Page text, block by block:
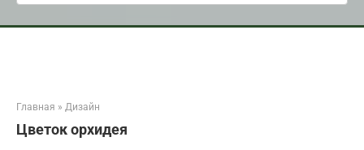
Главная » Дизайн
Цветок орхидея